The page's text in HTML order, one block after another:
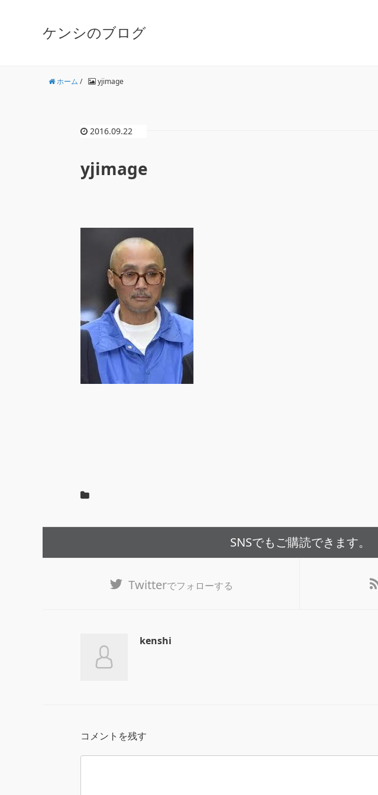
ケンシのブログ
ホーム / yjimage
2016.09.22
yjimage
SNSでもご購読できます。
Twitterでフォローする
kenshi
コメントを残す